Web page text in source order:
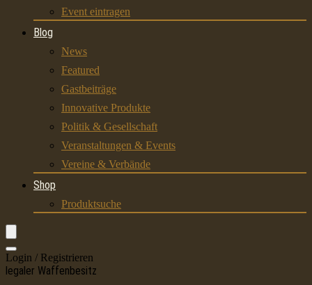
Event eintragen
Blog
News
Featured
Gastbeiträge
Innovative Produkte
Politik & Gesellschaft
Veranstaltungen & Events
Vereine & Verbände
Shop
Produktsuche
Login / Registrieren
legaler Waffenbesitz